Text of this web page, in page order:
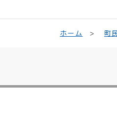
ホーム 町